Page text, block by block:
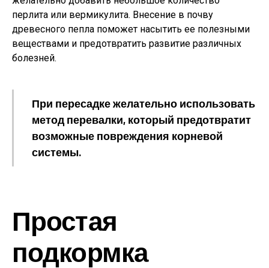
перлита или вермикулита. Внесение в почву
древесного пепла поможет насытить ее полезными
веществами и предотвратить развитие различных
болезней.
При пересадке желательно использовать
метод перевалки, который предотвратит
возможные повреждения корневой
системы.
Простая
подкормка